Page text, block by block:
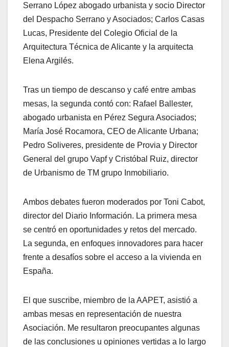
Serrano López abogado urbanista y socio Director
del Despacho Serrano y Asociados; Carlos Casas
Lucas, Presidente del Colegio Oficial de la
Arquitectura Técnica de Alicante y la arquitecta
Elena Argilés.
Tras un tiempo de descanso y café entre ambas
mesas, la segunda contó con: Rafael Ballester,
abogado urbanista en Pérez Segura Asociados;
María José Rocamora, CEO de Alicante Urbana;
Pedro Soliveres, presidente de Provia y Director
General del grupo Vapf y Cristóbal Ruiz, director
de Urbanismo de TM grupo Inmobiliario.
Ambos debates fueron moderados por Toni Cabot,
director del Diario Información. La primera mesa
se centró en oportunidades y retos del mercado.
La segunda, en enfoques innovadores para hacer
frente a desafíos sobre el acceso a la vivienda en
España.
El que suscribe, miembro de la AAPET, asistió a
ambas mesas en representación de nuestra
Asociación. Me resultaron preocupantes algunas
de las conclusiones u opiniones vertidas a lo largo